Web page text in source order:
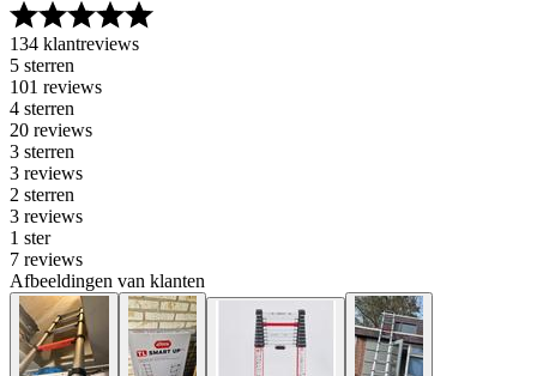
134 klantreviews
5 sterren
101 reviews
4 sterren
20 reviews
3 sterren
3 reviews
2 sterren
3 reviews
1 ster
7 reviews
Afbeeldingen van klanten